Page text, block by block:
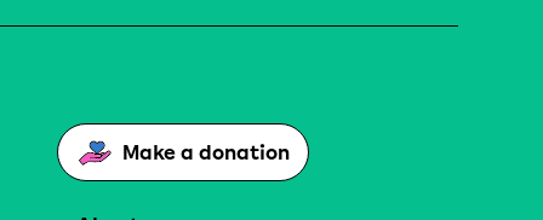
Make a donation